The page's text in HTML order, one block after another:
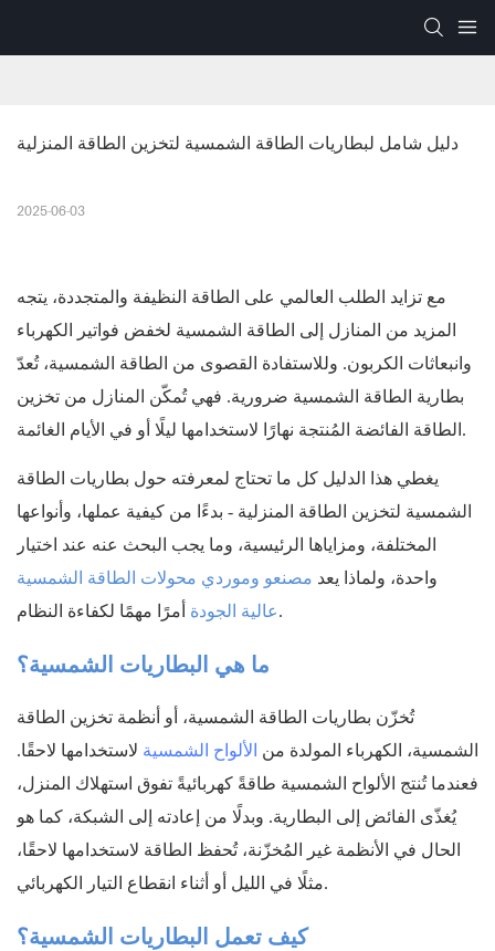
دليل شامل لبطاريات الطاقة الشمسية لتخزين الطاقة المنزلية
2025-06-03
مع تزايد الطلب العالمي على الطاقة النظيفة والمتجددة، يتجه
المزيد من المنازل إلى الطاقة الشمسية لخفض فواتير الكهرباء
وانبعاثات الكربون. وللاستفادة القصوى من الطاقة الشمسية، تُعدّ
بطارية الطاقة الشمسية ضرورية. فهي تُمكّن المنازل من تخزين
الطاقة الفائضة المُنتجة نهارًا لاستخدامها ليلًا أو في الأيام الغائمة.
يغطي هذا الدليل كل ما تحتاج لمعرفته حول بطاريات الطاقة
الشمسية لتخزين الطاقة المنزلية - بدءًا من كيفية عملها، وأنواعها
المختلفة، ومزاياها الرئيسية، وما يجب البحث عنه عند اختيار
واحدة، ولماذا يعد مصنعو وموردي محولات الطاقة الشمسية
عالية الجودةأمرًا مهمًا لكفاءة النظام.
ما هي البطاريات الشمسية؟
تُخزّن بطاريات الطاقة الشمسية، أو أنظمة تخزين الطاقة
الشمسية، الكهرباء المولدة من الألواح الشمسية لاستخدامها لاحقًا.
فعندما تُنتج الألواح الشمسية طاقةً كهربائيةً تفوق استهلاك المنزل،
يُغذّى الفائض إلى البطارية. وبدلًا من إعادته إلى الشبكة، كما هو
الحال في الأنظمة غير المُخزّنة، تُحفظ الطاقة لاستخدامها لاحقًا،
مثلًا في الليل أو أثناء انقطاع التيار الكهربائي.
كيف تعمل البطاريات الشمسية؟